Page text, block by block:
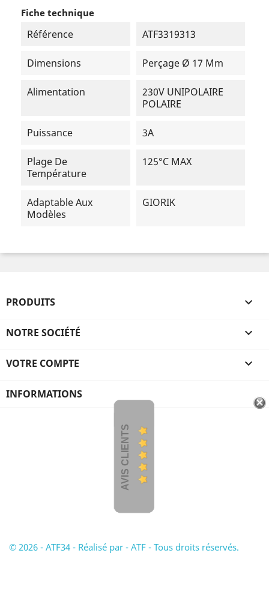
Fiche technique
Référence ATF3319313
Dimensions Perçage Ø 17 Mm
Alimentation
230V UNIPOLAIRE
POLAIRE
Puissance 3A
Plage De
Température
125°C MAX
Adaptable Aux
Modèles
GIORIK
PRODUITS 
NOTRE SOCIÉTÉ 
VOTRE COMPTE 
INFORMATIONS
AVIS CLIENTS
© 2026 - ATF34 - Réalisé par - ATF - Tous droits réservés.